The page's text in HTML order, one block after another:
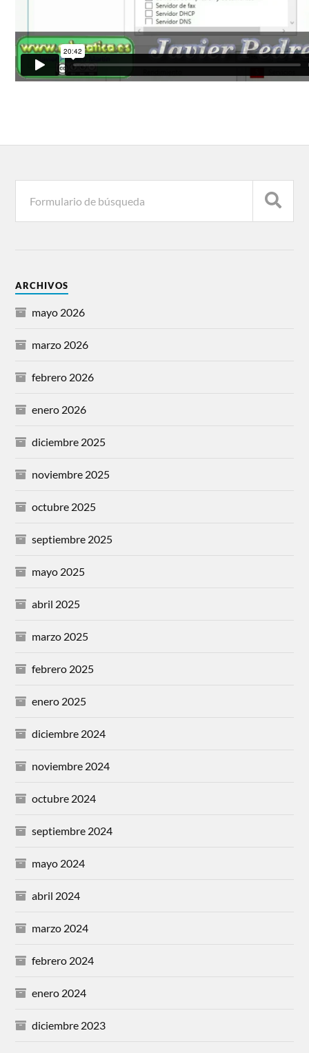
ARCHIVOS
mayo 2026
marzo 2026
febrero 2026
enero 2026
diciembre 2025
noviembre 2025
octubre 2025
septiembre 2025
mayo 2025
abril 2025
marzo 2025
febrero 2025
enero 2025
diciembre 2024
noviembre 2024
octubre 2024
septiembre 2024
mayo 2024
abril 2024
marzo 2024
febrero 2024
enero 2024
diciembre 2023